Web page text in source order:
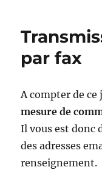
par fax
A compter de ce
mesure de
Il vous est donc
des adresses
renseignement.